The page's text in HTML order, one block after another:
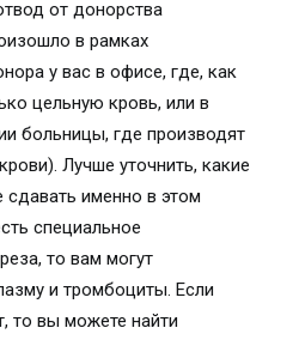
от донорства
в рамках
у вас в офисе, где, как
цельную кровь, или в
больницы, где производят
Лучше уточнить, какие
именно в этом
специальное
то вам могут
и тромбоциты. Если
то вы можете найти